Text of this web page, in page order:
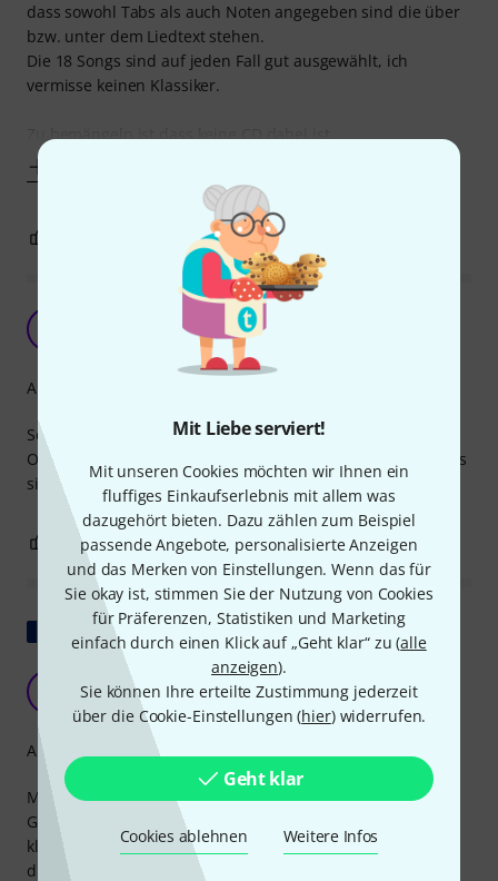
Mit Liebe serviert!
Mit unseren Cookies möchten wir Ihnen ein
fluffiges Einkaufserlebnis mit allem was
dazugehört bieten. Dazu zählen zum Beispiel
passende Angebote, personalisierte Anzeigen
und das Merken von Einstellungen. Wenn das für
Sie okay ist, stimmen Sie der Nutzung von Cookies
für Präferenzen, Statistiken und Marketing
einfach durch einen Klick auf „Geht klar“ zu (alle
anzeigen).
Sie können Ihre erteilte Zustimmung jederzeit
über die Cookie-Einstellungen (hier) widerrufen.
Geht klar
Cookies ablehnen Weitere Infos
dass sowohl Tabs als auch Noten angegeben sind die über
bzw. unter dem Liedtext stehen.
Die 18 Songs sind auf jeden Fall gut ausgewählt, ich
vermisse keinen Klassiker.
Zu bemängeln ist dass keine CD dabei ist,
BEWERTUNG MELDEN
Eternal Hate 12.07.2013
Sehr witzige Arrangements größtenteils in der
Originaltonart! Master of Puppets und Nothing else matters
sind genial für Ukulele geeignet! Macht Spaß!
Arrangement
0 BEWERTUNG MELDEN
Original zeigen
Metallica im Hawaii-Stil!!
Tuco 03.06.2016
Mein dreijähriger Sohn möchte unbedingt mit meinen
Gitarren spielen… also habe ich ihm bei Thomann eine
kleine Ukulele besorgt! Dazu habe ich mir gleich noch
dieses Liederbuch gekauft, damit er gleich loslegen kann!
Arrangement